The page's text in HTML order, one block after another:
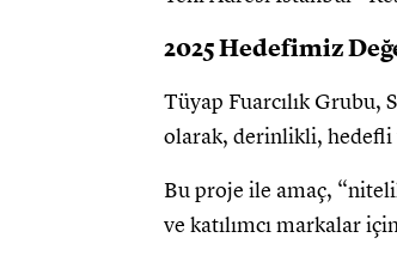
2025 Hedefimiz
Tüyap Fuarcılık Grubu,
olarak, derinlikli,
Bu proje ile amaç,
ve katılımcı markalar